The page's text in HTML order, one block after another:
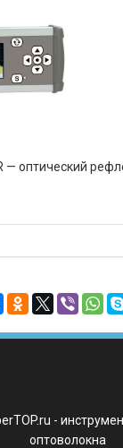
оптический
-
оптоволокна